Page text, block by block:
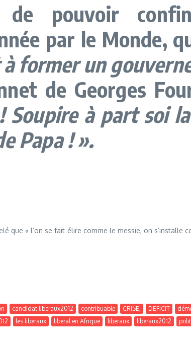
pouvoir
par le Monde,
former un
de Georges
Soupire à part soi
Papa ! ».
que « l’on se fait élire comme le messie, on s’installe
candidat liberaux2012 contribuable CRISE, DEFICIT
les liberaux liberal en Afrique liberaux liberaux2012